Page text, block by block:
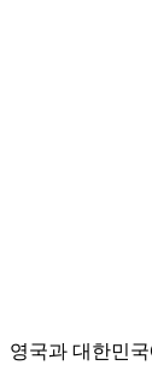
영국과 대한민